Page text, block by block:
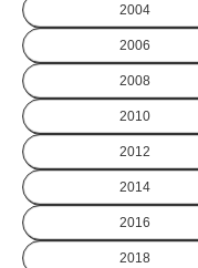
2004
2006
2008
2010
2012
2014
2016
2018